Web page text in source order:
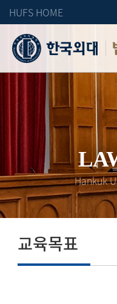
HUFS HOME
Hankuk
교육목표